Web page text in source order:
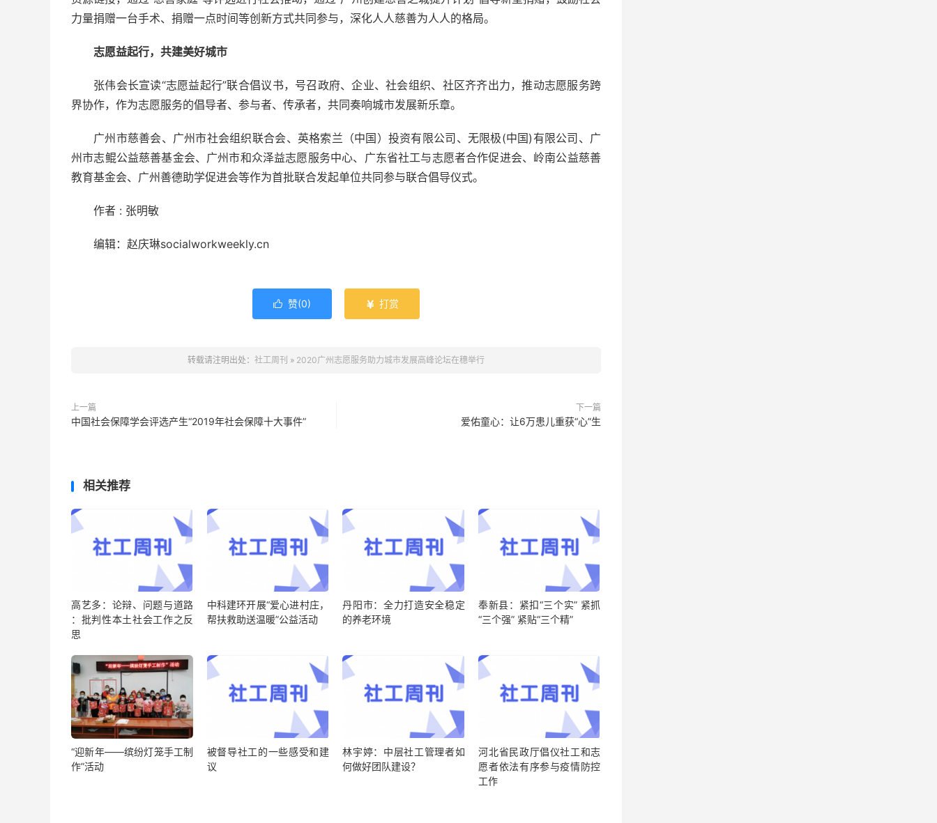
力量捐赠一台手术、捐赠一点时间等创新方式共同参与，深化人人慈善为人人的格局。
志愿益起行，共建美好城市
张伟会长宣读“志愿益起行”联合倡议书，号召政府、企业、社会组织、社区齐齐出力，推动志愿服务跨
界协作，作为志愿服务的倡导者、参与者、传承者，共同奏响城市发展新乐章。
广州市慈善会、广州市社会组织联合会、英格索兰（中国）投资有限公司、无限极(中国)有限公司、广
州市志鲲公益慈善基金会、广州市和众泽益志愿服务中心、广东省社工与志愿者合作促进会、岭南公益慈善
教育基金会、广州善德助学促进会等作为首批联合发起单位共同参与联合倡导仪式。
作者 : 张明敏
编辑：赵庆琳socialworkweekly.cn
 赞(0)  打赏
转载请注明出处： 社工周刊 » 2020广州志愿服务助力城市发展高峰论坛在穗举行
上一篇
中国社会保障学会评选产生“2019年社会保障十大事件”
下一篇
爱佑童心：让6万患儿重获“心”生
相关推荐
高艺多：论辩、问题与道路
：批判性本土社会工作之反
思
中科建环开展“爱心进村庄，
帮扶救助送温暖”公益活动
丹阳市：全力打造安全稳定
的养老环境
奉新县：紧扣“三个实” 紧抓
“三个强” 紧贴“三个精”
“迎新年——缤纷灯笼手工制
作”活动
被督导社工的一些感受和建
议
林宇婷：中层社工管理者如
何做好团队建设？
河北省民政厅倡仪社工和志
愿者依法有序参与疫情防控
工作